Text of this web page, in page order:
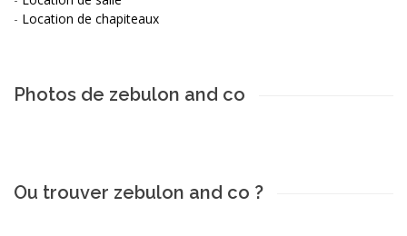
- Location de chapiteaux
Photos de zebulon and co
Ou trouver zebulon and co ?